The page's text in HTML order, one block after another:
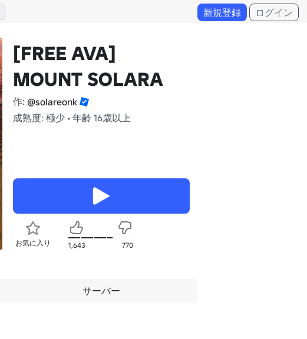
新規登録 ログイン
[FREE AVA]
MOUNT SOLARA
作: @solareonk
成熟度: 極少 • 年齢 16歳以上
お気に入り 1,643 770
サーバー